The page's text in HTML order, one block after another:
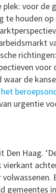
plek: voor de
te houden op
richtingen:
voor
de
urgentie
Haag.
vierkant
gemeentes